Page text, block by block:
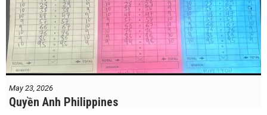
May 23, 2026
Quyền Anh Philippines